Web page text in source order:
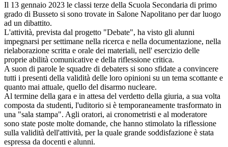
Il 13 gennaio 2023 le classi terze della Scuola Secondaria di primo
grado di Busseto si sono trovate in Salone Napolitano per dar luogo
ad un dibattito.
L'attività, prevista dal progetto "Debate", ha visto gli alunni
impegnarsi per settimane nella ricerca e nella documentazione, nella
rielaborazione scritta e orale dei materiali, nell' esercizio delle
proprie abilità comunicative e della riflessione critica.
A suon di parole le squadre di debaters si sono sfidate a convincere
tutti i presenti della validità delle loro opinioni su un tema scottante e
quanto mai attuale, quello del disarmo nucleare.
Al termine della gara e in attesa del verdetto della giuria, a sua volta
composta da studenti, l'uditorio si è temporaneamente trasformato in
una "sala stampa". Agli oratori, ai cronometristi e al moderatore
sono state poste molte domande, che hanno stimolato la riflessione
sulla validità dell'attività, per la quale grande soddisfazione è stata
espressa da docenti e alunni.